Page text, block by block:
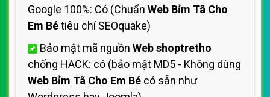
Google 100%: Có (Chuẩn Web Bỉm Tã Cho
Em Bétiêu chí SEOquake)
Bảo mật mã nguồn Web shoptretho
chống HACK: có (bảo mật MD5 - Không dùng
Web Bỉm Tã Cho Em Bé có sẵn như